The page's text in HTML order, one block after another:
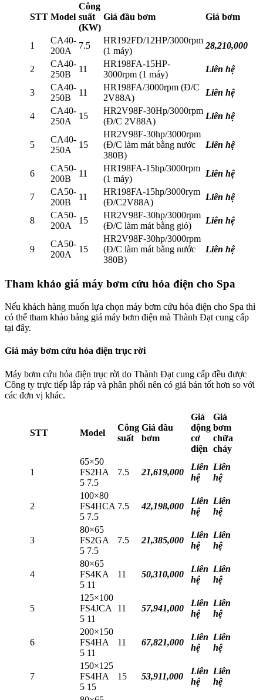
STT Model
Công
suất
(KW)
Giá đầu bơm Giá bơm
1
CA40-
200A
7.5
HR192FD/12HP/3000rpm
(1 máy)
28,210,000
2
CA40-
250B
11
HR198FA-15HP-
3000rpm (1 máy)
Liên hệ
3
CA40-
250B
11
HR198FA/3000rpm (Đ/C
2V88A)
Liên hệ
4
CA40-
250A
15
HR2V98F-30Hp/3000rpm
(Đ/C 2V88A)
Liên hệ
5
CA40-
250A
15
HR2V98F-30hp/3000rpm
(Đ/C làm mát bằng nước
380B)
Liên hệ
6
CA50-
200B
11
HR198FA-15hp/3000rpm
(1 máy)
Liên hệ
7
CA50-
200B
11
HR198FA-15hp/3000rym
(Đ/C2V88A)
Liên hệ
8
CA50-
200A
15
HR2V98F-30hp/3000rpm
(Đ/C làm mát bằng gió)
Liên hệ
9
CA50-
200A
15
HR2V98F-30hp/3000rpm
(Đ/C làm mát bằng nước
380B)
Liên hệ
Tham khảo giá máy bơm cứu hỏa điện cho Spa
Nếu khách hàng muốn lựa chọn máy bơm cứu hỏa điện cho Spa thì
có thể tham khảo bảng giá máy bơm điện mà Thành Đạt cung cấp
tại đây.
Giá máy bơm cứu hỏa điện trục rời
Máy bơm cứu hỏa điện trục rời do Thành Đạt cung cấp đều được
Công ty trực tiếp lắp ráp và phân phối nên có giá bán tốt hơn so với
các đơn vị khác.
STT Model
Công
suất
Giá đầu
bơm
Giá
động
cơ
điện
Giá
bơm
chữa
cháy
1
65×50
FS2HA
5 7.5
7.5 21,619,000
Liên
hệ
Liên
hệ
2
100×80
FS4HCA
5 7.5
7.5 42,198,000
Liên
hệ
Liên
hệ
3
80×65
FS2GA
5 7.5
7.5 21,385,000
Liên
hệ
Liên
hệ
4
80×65
FS4KA
5 11
11 50,310,000
Liên
hệ
Liên
hệ
5
125×100
FS4JCA
5 11
11 57,941,000
Liên
hệ
Liên
hệ
6
200×150
FS4HA
5 11
11 67,821,000
Liên
hệ
Liên
hệ
7
150×125
FS4HA
5 15
15 53,911,000
Liên
hệ
Liên
hệ